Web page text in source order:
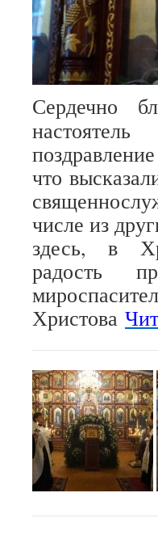
Сердечно
что
числе из
здесь, в
радость
Христова